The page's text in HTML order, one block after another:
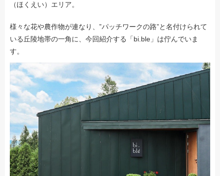
（ほくえい）エリア。
様々な花や農作物が連なり、”パッチワークの路”と名付けられて
いる丘陵地帯の一角に、今回紹介する「bi.ble」は佇んでいま
す。